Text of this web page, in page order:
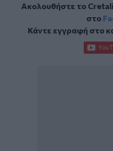
Ακολουθήστε το
στο
Κάντε εγγραφή στο